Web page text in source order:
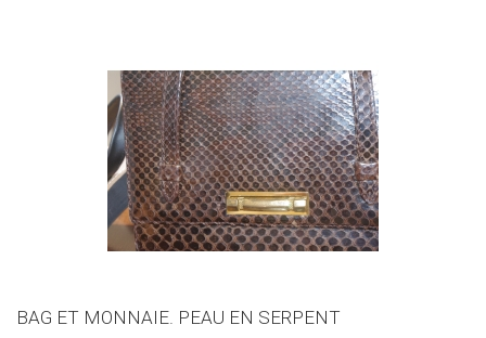
BAG ET MONNAIE. PEAU EN SERPENT